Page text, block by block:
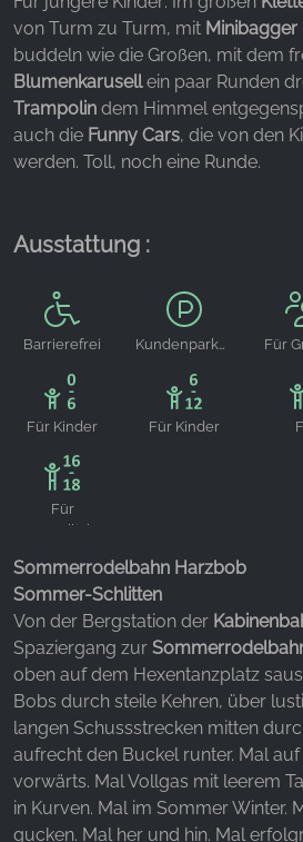
von Turm zu Turm, mit Minibagger
buddeln wie die Großen, mit dem
Blumenkarusellein paar Runden
Trampolin dem Himmel
auch die Funny Cars, die von den
werden. Toll, noch eine Runde.
Ausstattung :
Barrierefrei Kundenparkplätze
Für
Für Kinder
geeignet
Für Kinder
Für
Jugendliche
geeignet
Sommerrodelbahn Harzbob
Sommer-Schlitten
Von der Bergstation der
Spaziergang zur
oben auf dem Hexentanzplatz
Bobs durch steile Kehren, über
langen Schussstrecken mitten
aufrecht den Buckel runter. Mal
vorwärts. Mal Vollgas mit leerem
in Kurven. Mal im Sommer Winter.
gucken. Mal her und hin. Mal
Anbieter:
Google LLC
Zweck:
Erhebung von Statistiken zur
Cookie Laufzeit:
24 Stunden - 2 Jahre
EXTERNE MEDIEN
Um Inhalte von
Plattformen anzeigen zu
diesen externen Medien